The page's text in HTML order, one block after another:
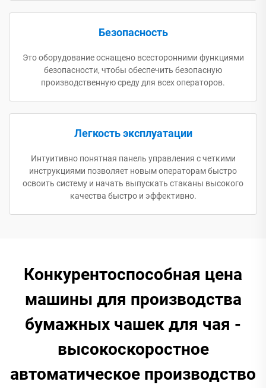
Безопасность
Это оборудование оснащено всесторонними функциями
безопасности, чтобы обеспечить безопасную
производственную среду для всех операторов.
Легкость эксплуатации
Интуитивно понятная панель управления с четкими
инструкциями позволяет новым операторам быстро
освоить систему и начать выпускать стаканы высокого
качества быстро и эффективно.
Конкурентоспособная цена
машины для производства
бумажных чашек для чая -
высокоскоростное
автоматическое производство